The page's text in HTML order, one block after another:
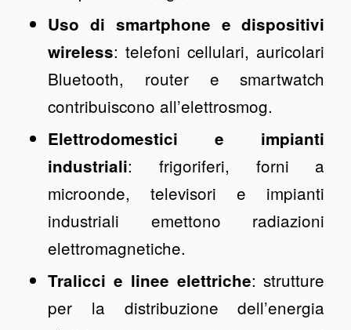
Uso di smartphone e dispositivi
wireless: telefoni cellulari, auricolari
Bluetooth, router e smartwatch
contribuiscono all’elettrosmog.
Elettrodomestici e impianti
industriali: frigoriferi, forni a
microonde, televisori e impianti
industriali emettono radiazioni
elettromagnetiche.
Tralicci e linee elettriche: strutture
per la distribuzione dell’energia